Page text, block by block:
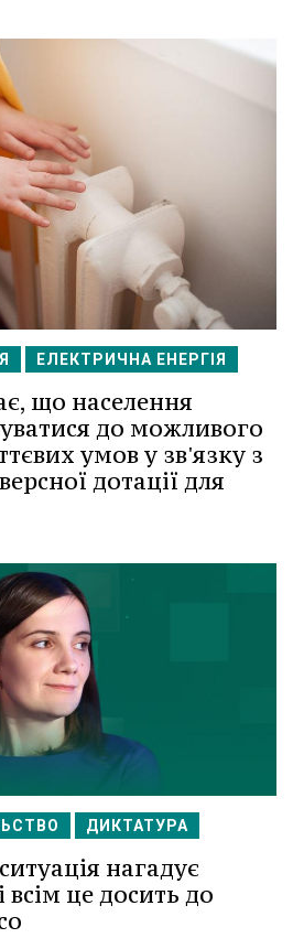
ЕЛЕКТРИЧНА ЕНЕРГІЯ
що населення
до можливого
умов у зв'язку з
дотації для
ДИКТАТУРА
нагадує
це досить до